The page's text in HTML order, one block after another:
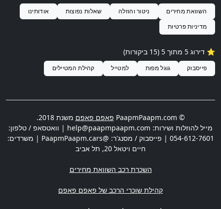
השוואת מחירים ניטור והוזלה שאלות נפוצות
אודותינו
מדיניות פרטיות
⭐️ דירוג 5 מתוך 5 ( 15 ביקורות)
פייסבוק גוגל מפות למטייל קהילת המטיילים
© PaapmPaapm.com פאפם פאפם משנת 2018.
מייל להוזלות ושירות: help@paapmpaapm.com | וואטסאפ / טלפון:
054-612-7601 | פייסבוק / מסנג'ר: @PaapmPaapm.cars | משרדים:
חיים ויטאל 20
, תל אביב
השכרת רכב השוואת מחירים
קהילת שוכרי הרכב של פאפם פאפם